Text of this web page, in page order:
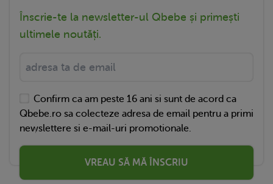
Înscrie-te la newsletter-ul Qbebe și primești
ultimele noutăți.
Confirm ca am peste 16 ani si sunt de acord ca
Qbebe.ro sa colecteze adresa de email pentru a primi
newslettere si e-mail-uri promotionale.
VREAU SĂ MĂ ÎNSCRIU